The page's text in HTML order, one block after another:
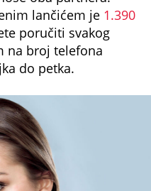
biku, raku, devici i